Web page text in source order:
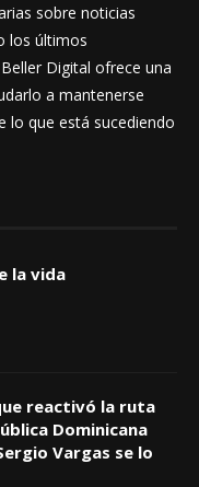
sobre noticias
los últimos
Digital ofrece una
a mantenerse
lo que está sucediendo
la vida
reactivó la ruta
Dominicana
Vargas se lo